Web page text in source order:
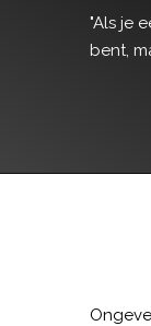
"Als je
bent,